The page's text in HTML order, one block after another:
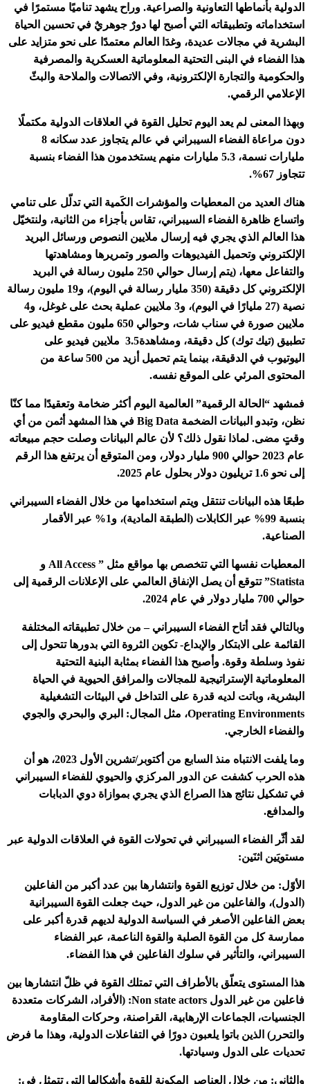
الدولية بأنماطها التعاونية والصراعية. وراح يشهد تناميًا مستمرًا في
استخداماته وتطبيقاته التي أصبح لها دورٌ جوهريٌ في تحسين الحياة
البشرية في مجالات عديدة، وغدَا العالم معتمدًا على نحو متزايد على
هذا الفضاء في البنى التحتية المعلوماتية العسكرية والمصرفية
والحكومية والتجارة الإلكترونية، وفي الاتصالات والملاحة والبثّ
الإعلامي الرقمي.
وبهذا المعنى لم يعد اليوم تحليل القوة في العلاقات الدولية مكتملًا
دون مراعاة الفضاء السيبراني في عالم يتجاوز عدد سكانه 8
مليارات نسمة، 5.3 مليارات منهم يستخدمون هذا الفضاء بنسبة
تتجاوز 67%.
هناك العديد من المعطيات والمؤشرات الكَمية التي تدلّل على تنامي
واتساع ظاهرة الفضاء السيبراني، تقاس بأجزاء من الثانية، ولنتخيّل
هذا العالم الذي يجري فيه إرسال ملايين النصوص ورسائل البريد
الإلكتروني وتحميل الفيديوهات والصور وتمريرها ومشاهدتها
والتفاعل معها، (يتم إرسال حوالي 250 مليون رسالة في البريد
الإلكتروني كل دقيقة (350 مليار رسالة في اليوم)، و19 مليون رسالة
نصية (27 مليارًا في اليوم)، و3 ملايين عملية بحث على غوغل، و4
ملايين صورة في سناب شات، وحوالي 650 مليون مقطع فيديو على
تطبيق (تيك توك) كل دقيقة، ومشاهدة3.5 ملايين فيديو على
اليوتيوب في الدقيقة، بينما يتم تحميل أزيد من 500 ساعة من
المحتوى المرئي على الموقع نفسه.
فمشهد “الحالة الرقمية” العالمية اليوم أكثر ضخامة وتعقيدًا مما كنّا
نظن، وتبدو البيانات الضخمة Big Data في هذا المشهد أثمن من أي
وقتٍ مضى. لماذا نقول ذلك؟ لأن عالم البيانات وصلت حجم مبيعاته
عام 2023 حوالي 900 مليار دولار، ومن المتوقع أن يرتفع هذا الرقم
إلى نحو 1.6 تريليون دولار بحلول عام 2025.
طبعًا هذه البيانات تنتقل ويتم استخدامها من خلال الفضاء السيبراني
بنسبة 99% عبر الكابلات (الطبقة المادية)، و1% عبر الأقمار
الصناعية.
المعطيات نفسها التي تتخصص بها مواقع مثل ” All Access و
Statista” تتوقع أن يصل الإنفاق العالمي على الإعلانات الرقمية إلى
حوالي 700 مليار دولار في عام 2024.
وبالتالي فقد أتاح الفضاء السيبراني – من خلال تطبيقاته المختلفة
القائمة على الابتكار والإبداع- تكوين الثروة التي بدورها تتحول إلى
نفوذ وسلطة وقوة. وأصبح هذا الفضاء بمثابة البنية التحتية
المعلوماتية الإستراتيجية للمجالات والمرافق الحيوية في الحياة
البشرية، وباتت لديه قدرة على التداخل في البيئات التشغيلية
Operating Environments، مثل المجال: البري والبحري والجوي
والفضاء الخارجي.
وما يلفت الانتباه منذ السابع من أكتوبر/تشرين الأول 2023، هو أن
هذه الحرب كشفت عن الدور المركزي والحيوي للفضاء السيبراني
في تشكيل نتائج هذا الصراع الذي يجري بموازاة دوي الدبابات
والمدافع.
لقد أثّر الفضاء السيبراني في تحولات القوة في العلاقات الدولية عبر
مستويَين اثنَين:
الأوّل: من خلال توزيع القوة وانتشارها بين عدد أكبر من الفاعلين
(الدول)، والفاعلين من غير الدول، حيث جعلت القوة السيبرانية
بعض الفاعلين الأصغر في السياسة الدولية لديهم قدرة أكبر على
ممارسة كل من القوة الصلبة والقوة الناعمة، عبر الفضاء
السيبراني، والتأثير في سلوك الفاعلين في هذا الفضاء.
هذا المستوى يتعلّق بالأطراف التي تمتلك القوة في ظلّ انتشارها بين
فاعلين من غير الدول Non state actors: (الأفراد، الشركات متعددة
الجنسيات، الجماعات الإرهابية، القراصنة، وحركات المقاومة
والتحرر) الذين باتوا يلعبون دورًا في التفاعلات الدولية، وهذا ما فرض
تحديات على الدول وسيادتها.
والثاني: من خلال العناصر المكونة للقوة وأشكالها التي تتمثل في: